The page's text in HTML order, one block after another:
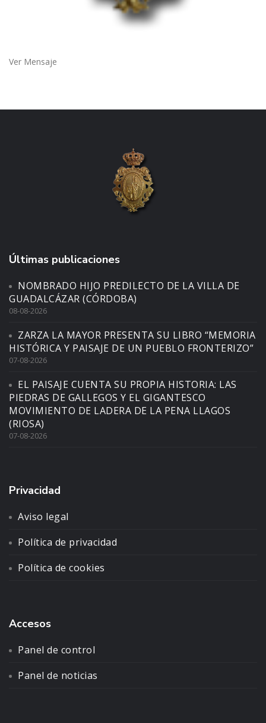
Ver Mensaje
Últimas publicaciones
NOMBRADO HIJO PREDILECTO DE LA VILLA DE
GUADALCÁZAR (CÓRDOBA)
08-08-2026
ZARZA LA MAYOR PRESENTA SU LIBRO “MEMORIA
HISTÓRICA Y PAISAJE DE UN PUEBLO FRONTERIZO”
07-08-2026
EL PAISAJE CUENTA SU PROPIA HISTORIA: LAS
PIEDRAS DE GALLEGOS Y EL GIGANTESCO
MOVIMIENTO DE LADERA DE LA PENA LLAGOS
(RIOSA)
07-08-2026
Privacidad
Aviso legal
Política de privacidad
Política de cookies
Accesos
Panel de control
Panel de noticias